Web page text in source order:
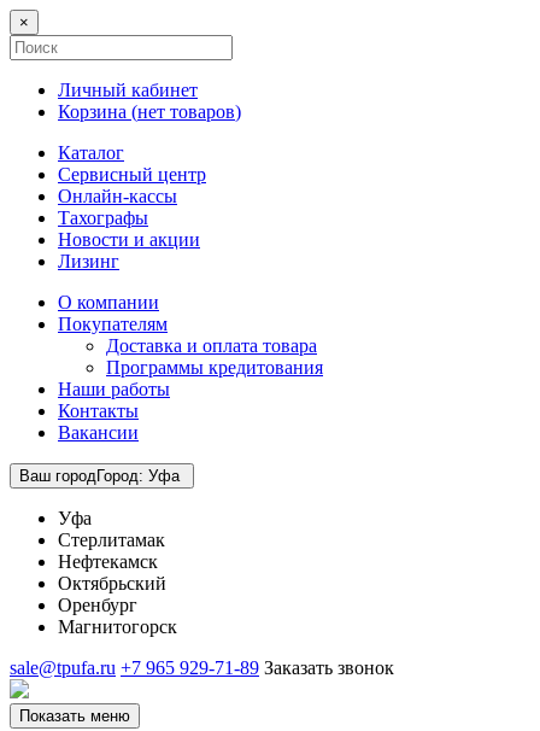
×
Личный кабинет
Корзина (нет товаров)
Каталог
Сервисный центр
Онлайн-кассы
Тахографы
Новости и акции
Лизинг
О компании
Покупателям
Доставка и оплата товара
Программы кредитования
Наши работы
Контакты
Вакансии
Ваш городГород: Уфа
Уфа
Стерлитамак
Нефтекамск
Октябрьский
Оренбург
Магнитогорск
sale@tpufa.ru +7 965 929-71-89 Заказать звонок
Показать меню